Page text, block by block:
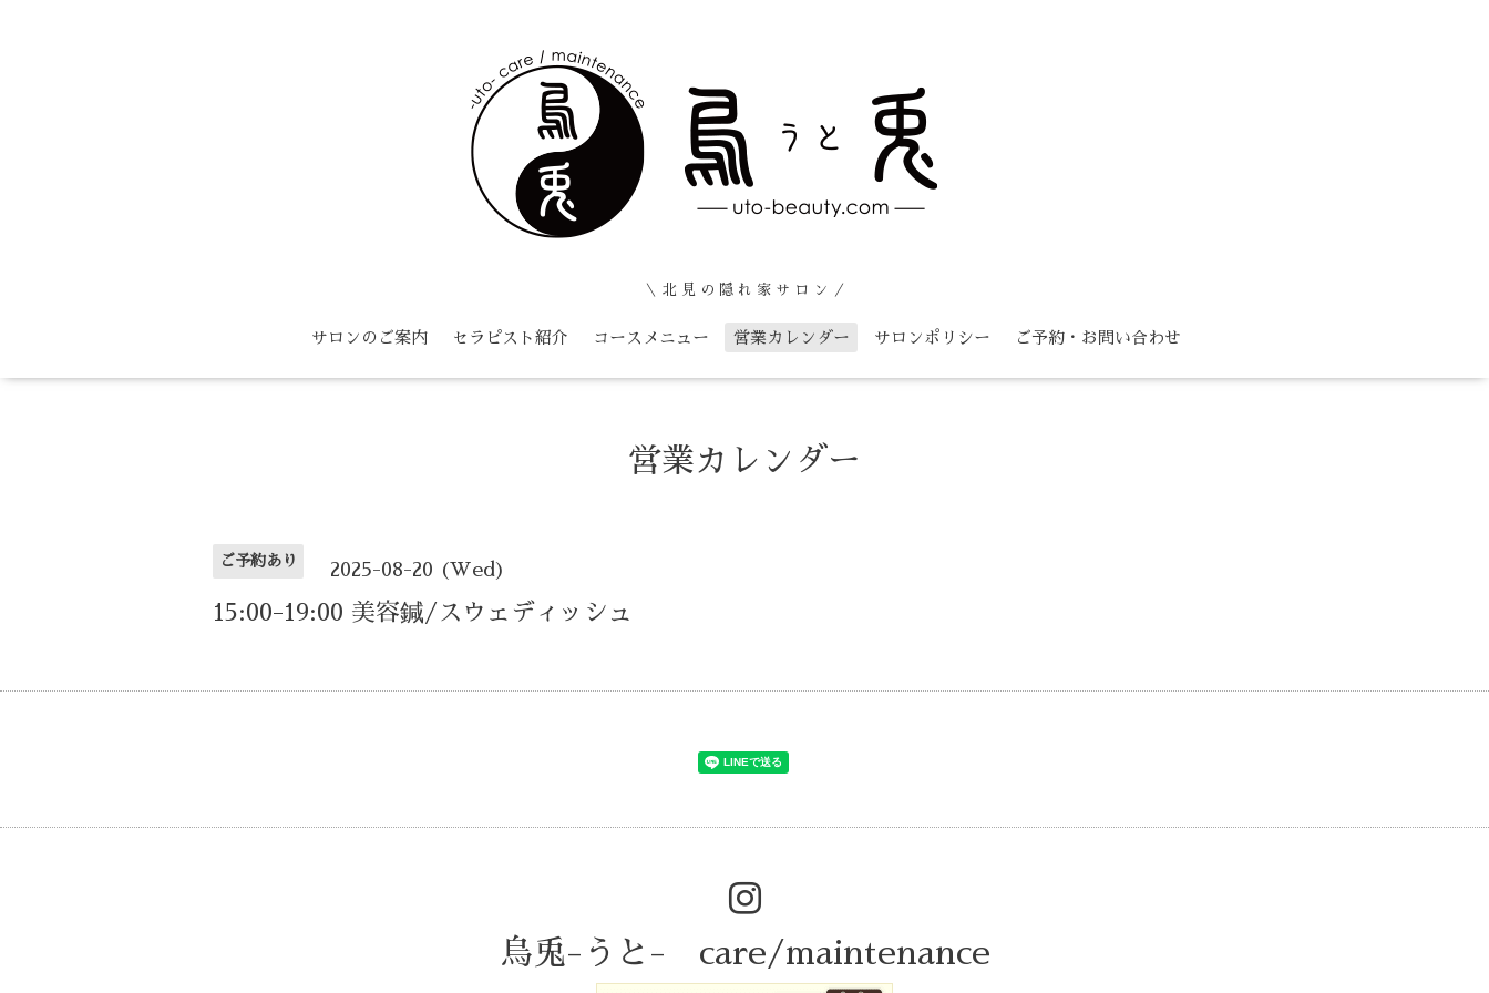
＼ 北 見 の 隠 れ 家 サ ロ ン ／
サロンのご案内 セラピスト紹介 コースメニュー 営業カレンダー サロンポリシー ご予約・お問い合わせ
営業カレンダー
ご予約あり 2025-08-20 (Wed)
15:00-19:00 美容鍼/スウェディッシュ
烏兎-うと- care/maintenance